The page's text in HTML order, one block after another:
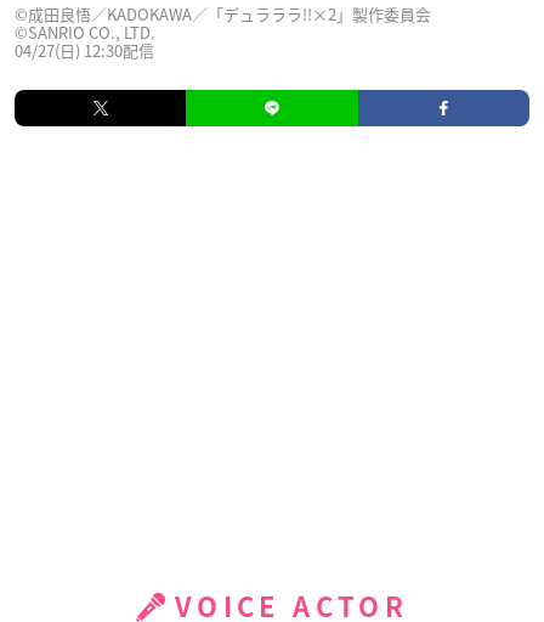
©成田良悟／KADOKAWA／「デュラララ!!×2」製作委員会
©SANRIO CO., LTD.
04/27(日) 12:30配信
VOICE ACTOR